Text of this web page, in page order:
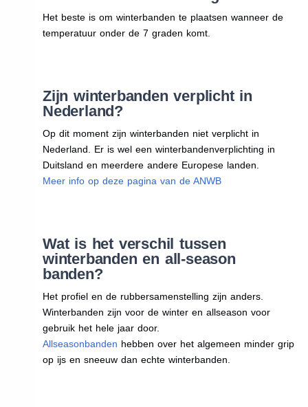
Het beste is om winterbanden te plaatsen wanneer de
temperatuur onder de 7 graden komt.
Zijn winterbanden verplicht in
Nederland?
Op dit moment zijn winterbanden niet verplicht in
Nederland. Er is wel een winterbandenverplichting in
Duitsland en meerdere andere Europese landen.
Meer info op deze pagina van de ANWB
Wat is het verschil tussen
winterbanden en all-season
banden?
Het profiel en de rubbersamenstelling zijn anders.
Winterbanden zijn voor de winter en allseason voor
gebruik het hele jaar door.
Allseasonbanden hebben over het algemeen minder grip
op ijs en sneeuw dan echte winterbanden.